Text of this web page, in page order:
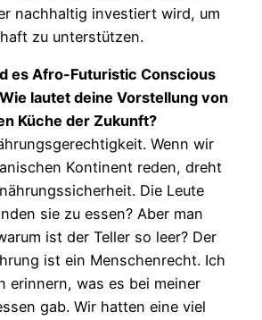
nachhaltig investiert wird, um
zu unterstützen.
es Afro-Futuristic Conscious
lautet deine Vorstellung von
Küche der Zukunft?
Wenn wir
Kontinent reden, dreht
Die Leute
sie zu essen? Aber man
ist der Teller so leer? Der
ist ein Menschenrecht. Ich
erinnern, was es bei meiner
gab. Wir hatten eine viel